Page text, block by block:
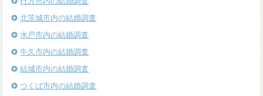
北茨城市内の結婚調査
水戸市内の結婚調査
牛久市内の結婚調査
結城市内の結婚調査
つくば市内の結婚調査